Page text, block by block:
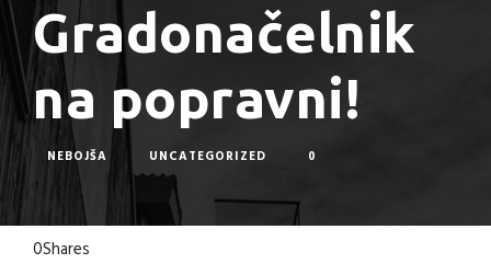
Gradonačelnik
na popravni!
NEBOJŠA UNCATEGORIZED 0
0Shares